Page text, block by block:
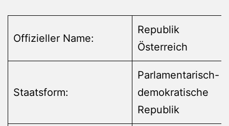
Offizieller Name:
Republik
Österreich
Staatsform:
Parlamentarisch-
demokratische
Republik